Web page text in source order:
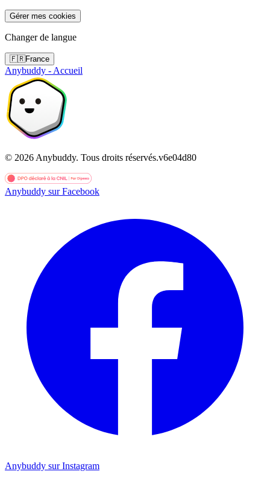
Gérer mes cookies
Changer de langue
🇫🇷France
Anybuddy - Accueil
© 2026 Anybuddy. Tous droits réservés.v6e04d80
Anybuddy sur Facebook
Anybuddy sur Instagram